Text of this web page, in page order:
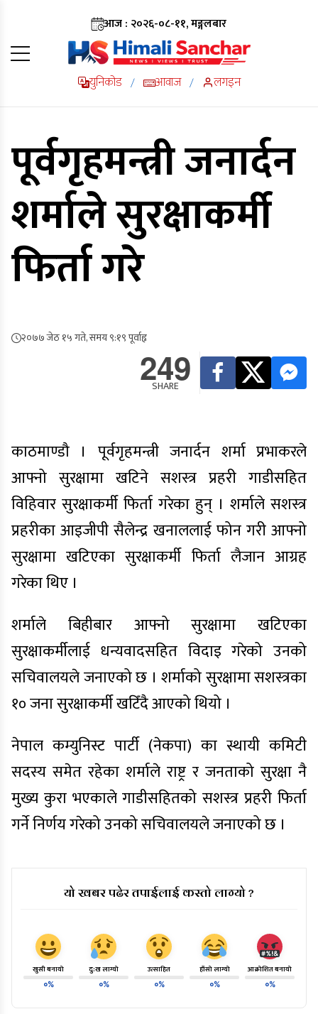
आज : २०२६-०८-११, मङ्गलबार
युनिकोड / आवाज / लगइन
पूर्वगृहमन्त्री जनार्दन
शर्माले सुरक्षाकर्मी
फिर्ता गरे
२०७७ जेठ १५ गते, समय ९:१९ पूर्वाह्न
249
SHARE
काठमाण्डौ । पूर्वगृहमन्त्री जनार्दन शर्मा प्रभाकरले
आफ्नो सुरक्षामा खटिने सशस्त्र प्रहरी गाडीसहित
विहिवार सुरक्षाकर्मी फिर्ता गरेका हुन् । शर्माले सशस्त्र
प्रहरीका आइजीपी सैलेन्द्र खनाललाई फोन गरी आफ्नो
सुरक्षामा खटिएका सुरक्षाकर्मी फिर्ता लैजान आग्रह
गरेका थिए ।
शर्माले बिहीबार आफ्नो सुरक्षामा खटिएका
सुरक्षाकर्मीलाई धन्यवादसहित विदाइ गरेको उनको
सचिवालयले जनाएको छ । शर्माको सुरक्षामा सशस्त्रका
१० जना सुरक्षाकर्मी खटिँदै आएको थियो ।
नेपाल कम्युनिस्ट पार्टी (नेकपा) का स्थायी कमिटी
सदस्य समेत रहेका शर्माले राष्ट्र र जनताको सुरक्षा नै
मुख्य कुरा भएकाले गाडीसहितको सशस्त्र प्रहरी फिर्ता
गर्ने निर्णय गरेको उनको सचिवालयले जनाएको छ ।
यो खबर पढेर तपाईलाई कस्तो लाग्यो ?
खुसी बनायो
०%
दु:ख लाग्यो
०%
उत्साहित
०%
हाँसो लाग्यो
०%
आक्रोशित बनायो
०%